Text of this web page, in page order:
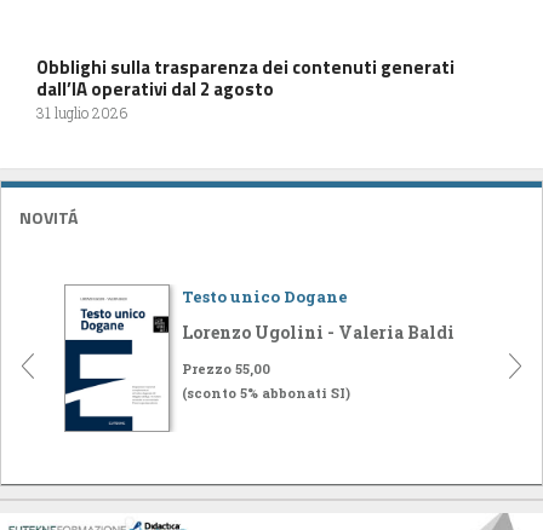
Obblighi sulla trasparenza dei contenuti generati
dall’IA operativi dal 2 agosto
31 luglio 2026
NOVITÁ
Testo unico Dogane
Lorenzo Ugolini - Valeria Baldi
Prezzo 55,00
(sconto 5% abbonati SI)